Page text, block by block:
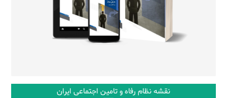
نقشه نظام رفاه و تامین اجتماعی ایران